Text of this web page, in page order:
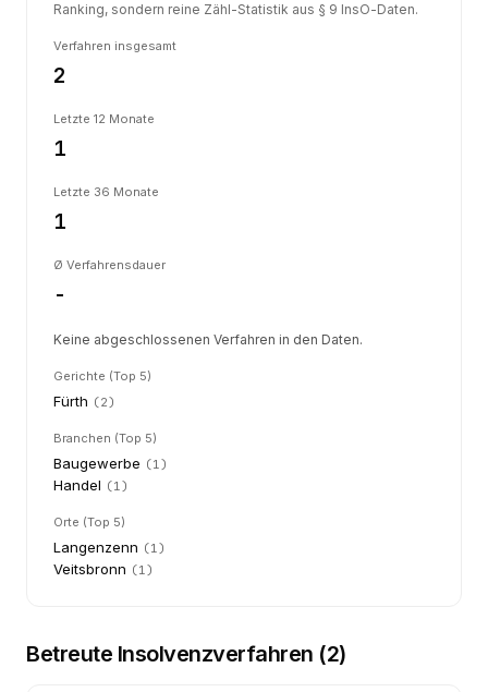
Ranking, sondern reine Zähl-Statistik aus § 9 InsO-Daten.
Verfahren insgesamt
2
Letzte 12 Monate
1
Letzte 36 Monate
1
Ø Verfahrensdauer
-
Keine abgeschlossenen Verfahren in den Daten.
Gerichte (Top 5)
Fürth (2)
Branchen (Top 5)
Baugewerbe (1)
Handel (1)
Orte (Top 5)
Langenzenn (1)
Veitsbronn (1)
Betreute Insolvenzverfahren (2)